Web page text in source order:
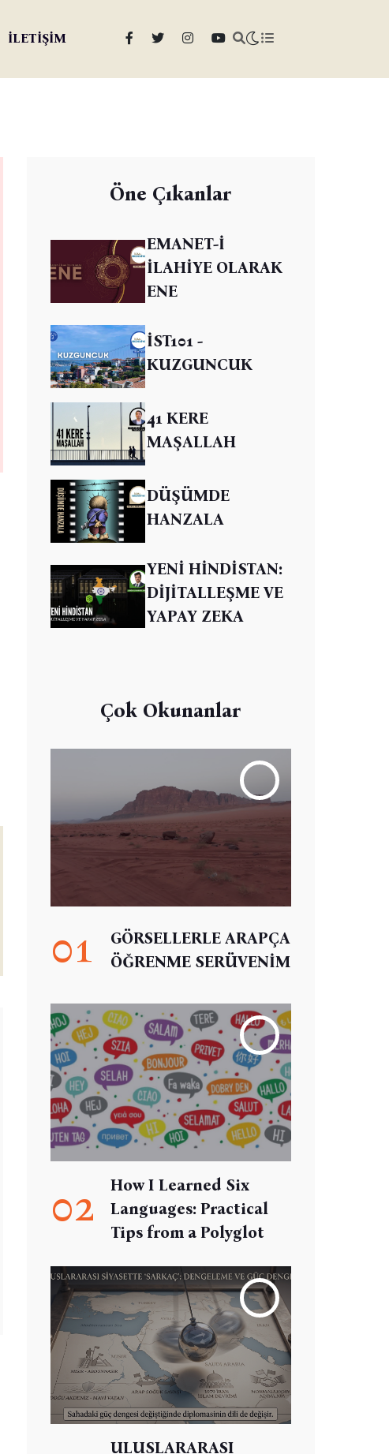
İLETİŞİM
Öne Çıkanlar
EMANET-İ
İLAHİYE OLARAK
ENE
İST101 -
KUZGUNCUK
41 KERE
MAŞALLAH
DÜŞÜMDE
HANZALA
YENİ HİNDİSTAN:
DİJİTALLEŞME VE
YAPAY ZEKA
Çok Okunanlar
01
GÖRSELLERLE ARAPÇA
ÖĞRENME SERÜVENİM
02
How I Learned Six
Languages: Practical
Tips from a Polyglot
ULUSLARARASI